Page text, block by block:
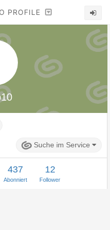
PROFILE
Suche im Service
437
Abonniert
12
Follower